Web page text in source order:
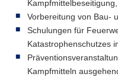
Kampfmittelbeseitigung,
Vorbereitung von Bau-
Schulungen für
Katastrophenschutzes
Kampfmitteln